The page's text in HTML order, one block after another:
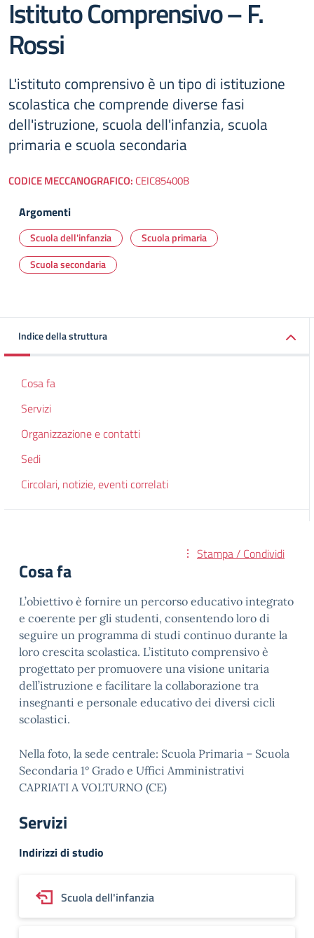
Istituto Comprensivo – F.
Rossi
L'istituto comprensivo è un tipo di istituzione
scolastica che comprende diverse fasi
dell'istruzione, scuola dell'infanzia, scuola
primaria e scuola secondaria
CODICE MECCANOGRAFICO: CEIC85400B
Argomenti
Scuola dell'infanzia
Scuola primaria
Scuola secondaria
Indice della struttura
Cosa fa
Servizi
Organizzazione e contatti
Sedi
Circolari, notizie, eventi correlati
Stampa / Condividi
Cosa fa
L’obiettivo è fornire un percorso educativo integrato
e coerente per gli studenti, consentendo loro di
seguire un programma di studi continuo durante la
loro crescita scolastica. L’istituto comprensivo è
progettato per promuovere una visione unitaria
dell’istruzione e facilitare la collaborazione tra
insegnanti e personale educativo dei diversi cicli
scolastici.
Nella foto, la sede centrale: Scuola Primaria – Scuola
Secondaria 1° Grado e Uffici Amministrativi
CAPRIATI A VOLTURNO (CE)
Servizi
Indirizzi di studio
Scuola dell'infanzia